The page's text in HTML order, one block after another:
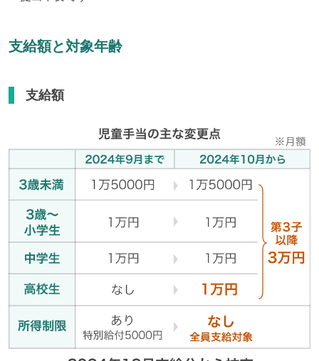
支給額と対象年齢
支給額